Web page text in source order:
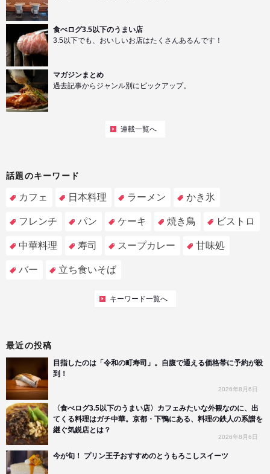
食べログ3.5以下のうまい店
3.5以下でも、おいしいお店はたくさんあるんです！
マガジンまとめ
過去記事からジャンル別にピックアップ。
連載一覧へ
話題のキーワード
カフェ 日本料理 ラーメン かき氷
フレンチ パン ケーキ 焼き鳥 ビストロ
中華料理 寿司 スープカレー 甘味処
バー 立ち食いそば
キーワード一覧へ
最近の投稿
目指したのは「令和の町寿司」。自腹で通える価格帯に予約が殺
到！
2026年8月6日
〈食べログ3.5以下のうまい店〉カフェみたいな外観なのに、出
てくる料理はガチ中華。京都・下鴨にある、料理の鉄人の系譜を
継ぐ気鋭店とは？
2026年8月6日
今が旬！ プリン王子おすすめのとうもろこしスイーツ